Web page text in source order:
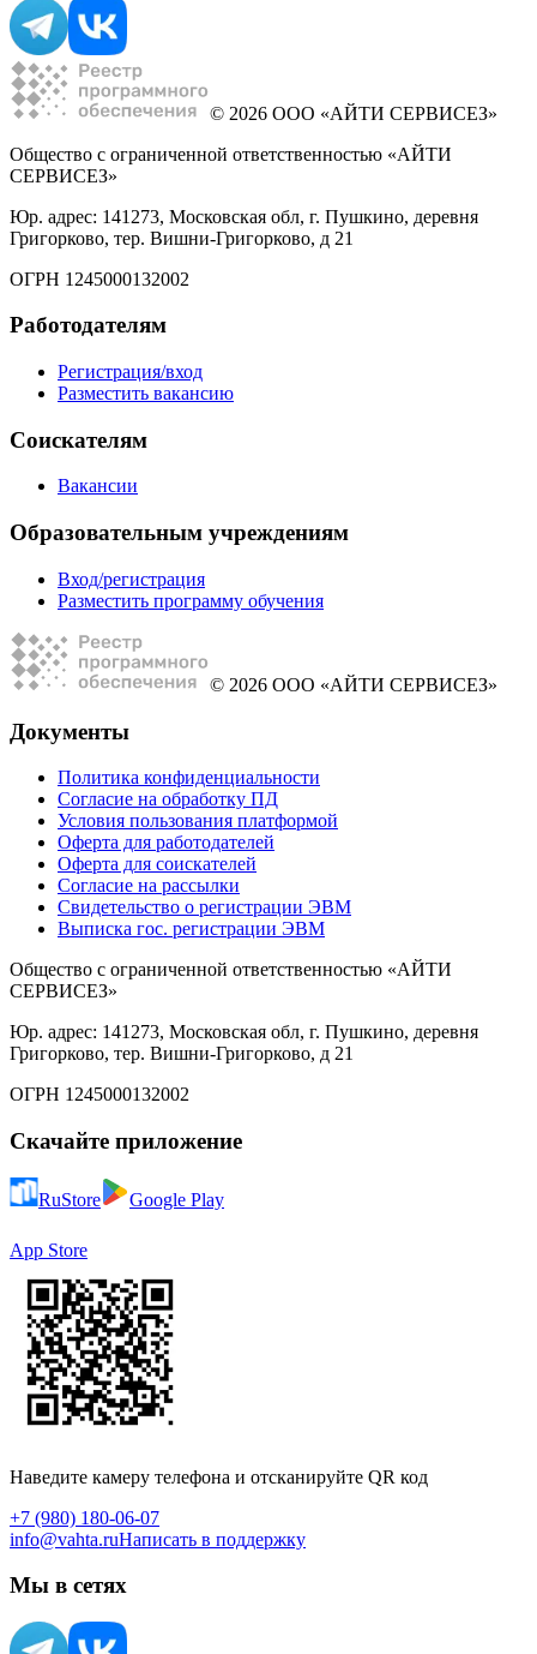
© 2026 ООО «АЙТИ СЕРВИСЕЗ»
Общество с ограниченной ответственностью «АЙТИ
СЕРВИСЕЗ»
Юр. адрес: 141273, Московская обл, г. Пушкино, деревня
Григорково, тер. Вишни-Григорково, д 21
ОГРН 1245000132002
Работодателям
Регистрация/вход
Разместить вакансию
Соискателям
Вакансии
Образовательным учреждениям
Вход/регистрация
Разместить программу обучения
© 2026 ООО «АЙТИ СЕРВИСЕЗ»
Документы
Политика конфиденциальности
Согласие на обработку ПД
Условия пользования платформой
Оферта для работодателей
Оферта для соискателей
Согласие на рассылки
Свидетельство о регистрации ЭВМ
Выписка гос. регистрации ЭВМ
Общество с ограниченной ответственностью «АЙТИ
СЕРВИСЕЗ»
Юр. адрес: 141273, Московская обл, г. Пушкино, деревня
Григорково, тер. Вишни-Григорково, д 21
ОГРН 1245000132002
Скачайте приложение
RuStore Google Play
App Store
Наведите камеру телефона и отсканируйте QR код
+7 (980) 180-06-07
info@vahta.ruНаписать в поддержку
Мы в сетях